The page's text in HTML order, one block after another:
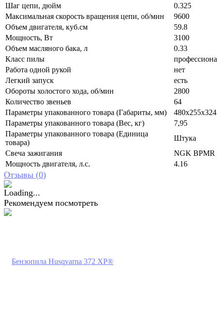
Шаг цепи, дюйм
0.325
Максимальная скорость вращения цепи, об/мин
9600
Объем двигателя, куб.см
59.8
Мощность, Вт
3100
Объем масляного бака, л
0.33
Класс пилы
Работа одной рукой
нет
Легкий запуск
есть
Обороты холостого хода, об/мин
2800
Количество звеньев
64
Параметры упакованного товара (Габариты, мм)
480x255x324
Параметры упакованного товара (Вес, кг)
7,95
Параметры упакованного товара (Единица
товара)
Штука
Свеча зажигания
NGK BPMR
Мощность двигателя, л.с.
4.16
Отзывы (0)
Рекомендуем посмотреть